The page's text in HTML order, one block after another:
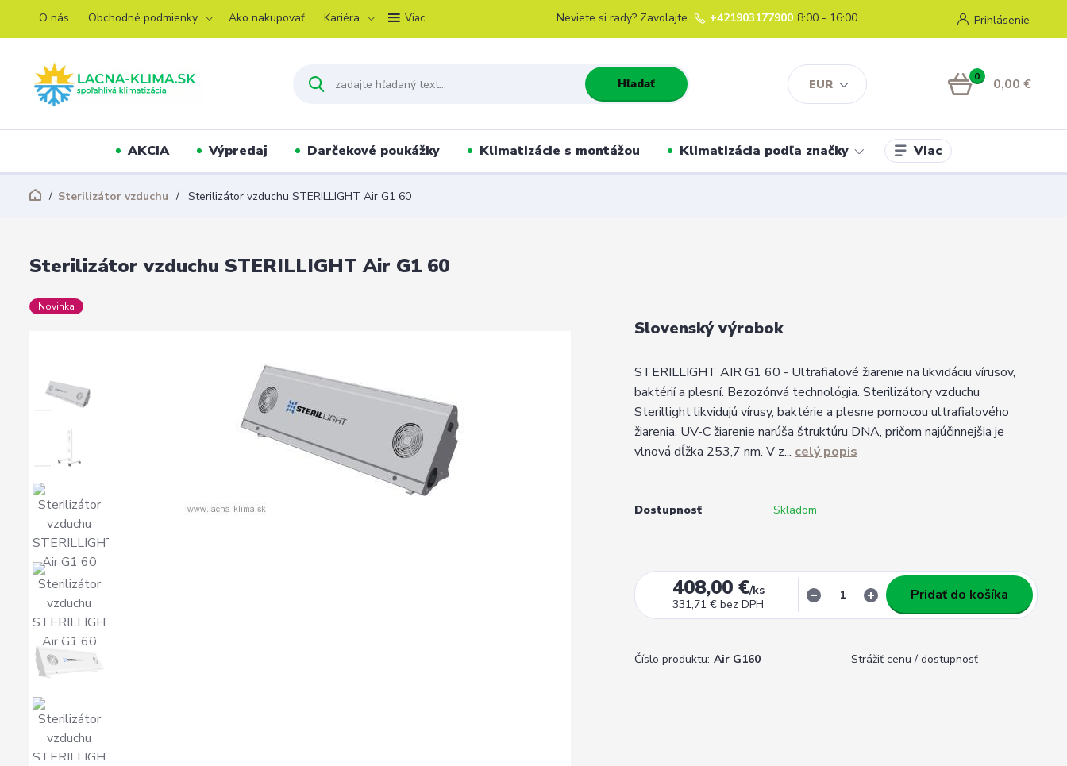
O nás Obchodné podmienky Ako nakupovať Kariéra Viac
EUR
Prihlásenie
Hľadať
Neviete si rady? Zavolajte. +421903177900 8:00 - 16:00
0 0,00 €
AKCIA Výpredaj Darčekové poukážky Klimatizácie s montážou Klimatizácia podľa značky Viac
Sterilizátor vzduchu Sterilizátor vzduchu STERILLIGHT Air G1 60
Sterilizátor vzduchu STERILLIGHT Air G1 60
Novinka
Slovenský výrobok
STERILLIGHT AIR G1 60 - Ultrafialové žiarenie na likvidáciu vírusov,
baktérií a plesní. Bezozónvá technológia. Sterilizátory vzduchu
Sterillight likvidujú vírusy, baktérie a plesne pomocou ultrafialového
žiarenia. UV-C žiarenie narúša štruktúru DNA, pričom najúčinnejšia je
vlnová dĺžka 253,7 nm. V z... celý popis
Dostupnosť Skladom
408,00 €/ks
331,71 € bez DPH
Pridať do košíka
Číslo produktu: Air G160 Strážiť cenu / dostupnosť